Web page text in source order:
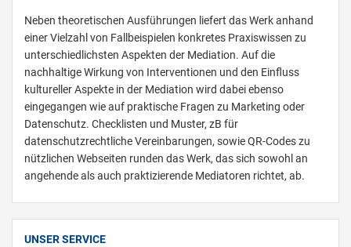
Neben theoretischen Ausführungen liefert das Werk anhand
einer Vielzahl von Fallbeispielen konkretes Praxiswissen zu
unterschiedlichsten Aspekten der Mediation. Auf die
nachhaltige Wirkung von Interventionen und den Einfluss
kultureller Aspekte in der Mediation wird dabei ebenso
eingegangen wie auf praktische Fragen zu Marketing oder
Datenschutz. Checklisten und Muster, zB für
datenschutzrechtliche Vereinbarungen, sowie QR-Codes zu
nützlichen Webseiten runden das Werk, das sich sowohl an
angehende als auch praktizierende Mediatoren richtet, ab.
UNSER SERVICE